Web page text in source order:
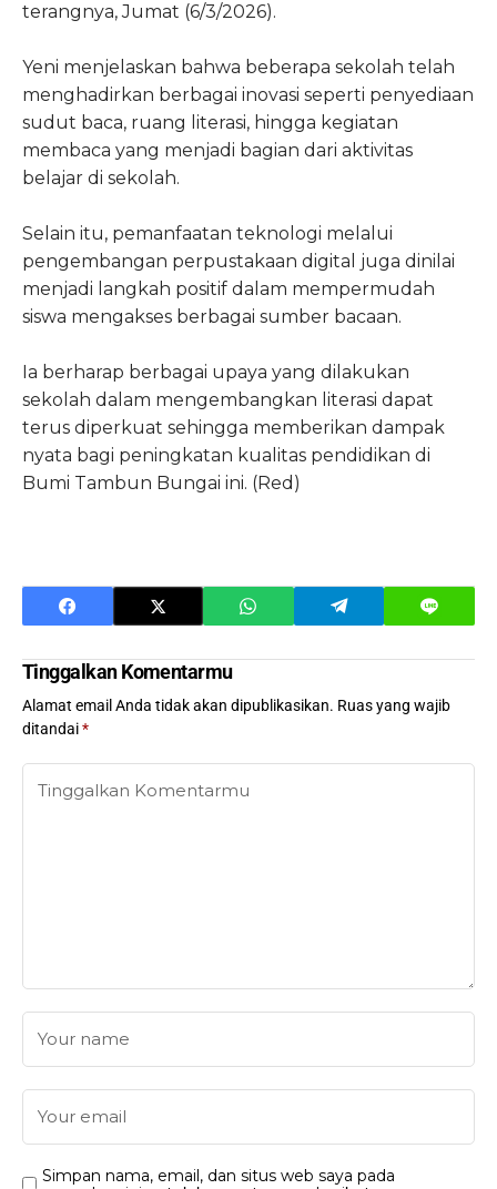
terangnya, Jumat (6/3/2026).
Yeni menjelaskan bahwa beberapa sekolah telah
menghadirkan berbagai inovasi seperti penyediaan
sudut baca, ruang literasi, hingga kegiatan
membaca yang menjadi bagian dari aktivitas
belajar di sekolah.
Selain itu, pemanfaatan teknologi melalui
pengembangan perpustakaan digital juga dinilai
menjadi langkah positif dalam mempermudah
siswa mengakses berbagai sumber bacaan.
Ia berharap berbagai upaya yang dilakukan
sekolah dalam mengembangkan literasi dapat
terus diperkuat sehingga memberikan dampak
nyata bagi peningkatan kualitas pendidikan di
Bumi Tambun Bungai ini. (Red)
Tinggalkan Komentarmu
Alamat email Anda tidak akan dipublikasikan. Ruas yang wajib
ditandai*
Simpan nama, email, dan situs web saya pada